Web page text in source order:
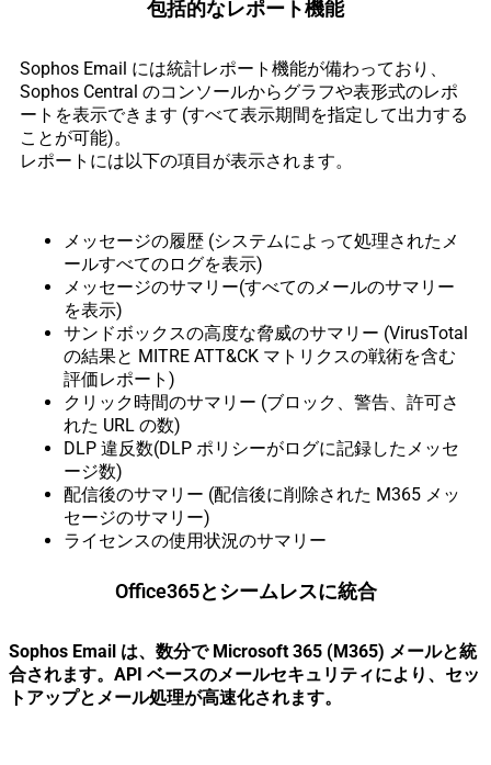
包括的なレポート機能
Sophos Email には統計レポート機能が備わっており、
Sophos Central のコンソールからグラフや表形式のレポ
ートを表示できます (すべて表示期間を指定して出力する
ことが可能)。
レポートには以下の項目が表示されます。
メッセージの履歴 (システムによって処理されたメ
ールすべてのログを表示)
メッセージのサマリー(すべてのメールのサマリー
を表示)
サンドボックスの高度な脅威のサマリー (VirusTotal
の結果と MITRE ATT&CK マトリクスの戦術を含む
評価レポート)
クリック時間のサマリー (ブロック、警告、許可さ
れた URL の数)
DLP 違反数(DLP ポリシーがログに記録したメッセ
ージ数)
配信後のサマリー (配信後に削除された M365 メッ
セージのサマリー)
ライセンスの使用状況のサマリー
Office365とシームレスに統合
Sophos Email は、数分で Microsoft 365 (M365) メールと統
合されます。 API ベースのメールセキュリティにより、セッ
トアップとメール処理が高速化されます。